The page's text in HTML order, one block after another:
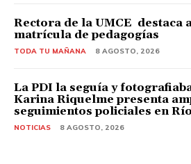
Rectora de la UMCE destaca
matrícula de pedagogías
TODA TU MAÑANA 8 AGOSTO, 2026
La PDI la seguía y
Karina Riquelme presenta
seguimientos policiales en
NOTICIAS 8 AGOSTO, 2026